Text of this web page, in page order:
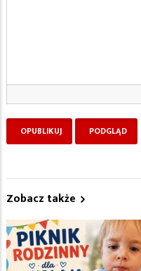
Zobacz także